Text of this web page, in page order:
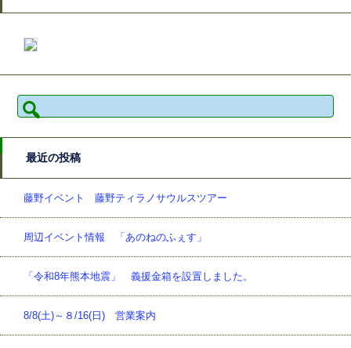
検
索:
最近の投稿
藤野イベント 藤野ティラノサウルスツアー
周辺イベント情報 「あのねのふぇす」
「令和8年熊本地震」 義援金箱を設置しました。
8/8(土)～８/16(日) 営業案内